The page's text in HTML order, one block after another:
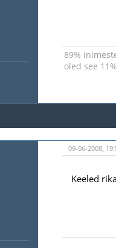
89%
oled see
09-06-2008,
Keeled